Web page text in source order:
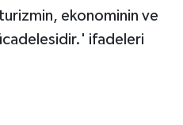
ekonominin ve
ifadeleri